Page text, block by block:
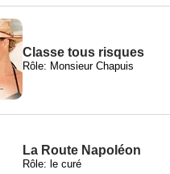
Classe tous risques
Rôle: Monsieur Chapuis
La Route Napoléon
Rôle: le curé